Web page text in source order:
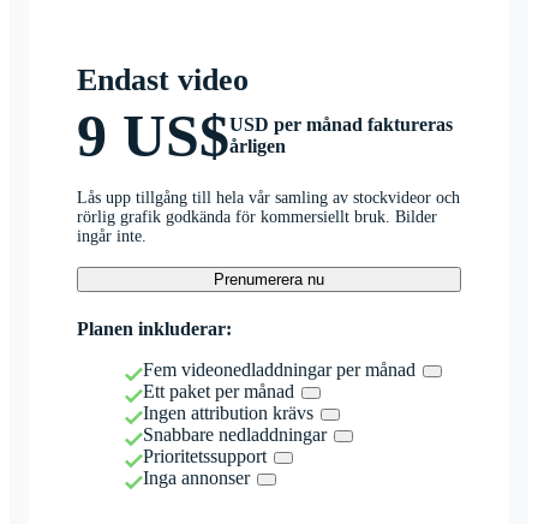
Endast video
9 US$USD per månad faktureras
årligen
Lås upp tillgång till hela vår samling av stockvideor och
rörlig grafik godkända för kommersiellt bruk. Bilder
ingår inte.
Prenumerera nu
Planen inkluderar:
Fem videonedladdningar per månad
Ett paket per månad
Ingen attribution krävs
Snabbare nedladdningar
Prioritetssupport
Inga annonser